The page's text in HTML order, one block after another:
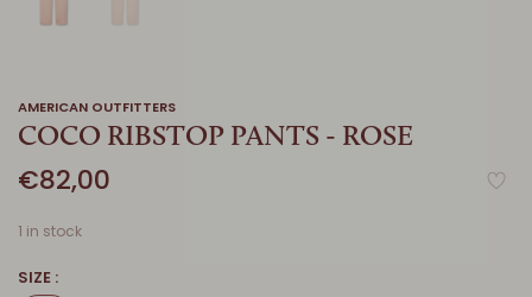
AMERICAN OUTFITTERS
COCO RIBSTOP PANTS - ROSE
€82,00
1 in stock
SIZE :